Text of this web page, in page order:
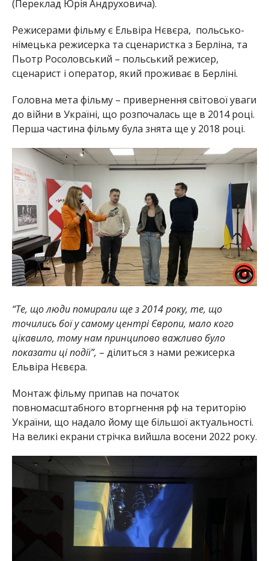
(Переклад Юрія Андруховича).
Режисерами фільму є Ельвіра Нєвєра, польсько-
німецька режисерка та сценаристка з Берліна, та
Пьотр Росоловський – польський режисер,
сценарист і оператор, який проживає в Берліні.
Головна мета фільму – привернення світової уваги
до війни в Україні, що розпочалась ще в 2014 році.
Перша частина фільму була знята ще у 2018 році.
“Те, що люди помирали ще з 2014 року, те, що
точились бої у самому центрі Європи, мало кого
цікавило, тому нам принципово важливо було
показати ці події”, – ділиться з нами режисерка
Ельвіра Нєвєра.
Монтаж фільму припав на початок
повномасштабного вторгнення рф на територію
України, що надало йому ще більшої актуальності.
На великі екрани стрічка вийшла восени 2022 року.